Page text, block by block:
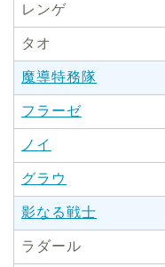
レンゲ
タオ
魔導特務隊
フラーゼ
ノイ
グラウ
影なる戦士
ラダール